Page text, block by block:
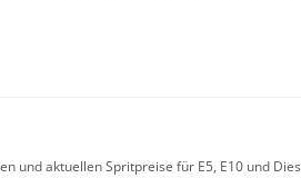
und aktuellen Spritpreise für E5, E10 und